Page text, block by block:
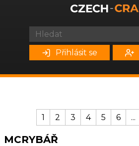
Přihlásit se
1 2 3 4 5 6 ...
MCRYBÁŘ